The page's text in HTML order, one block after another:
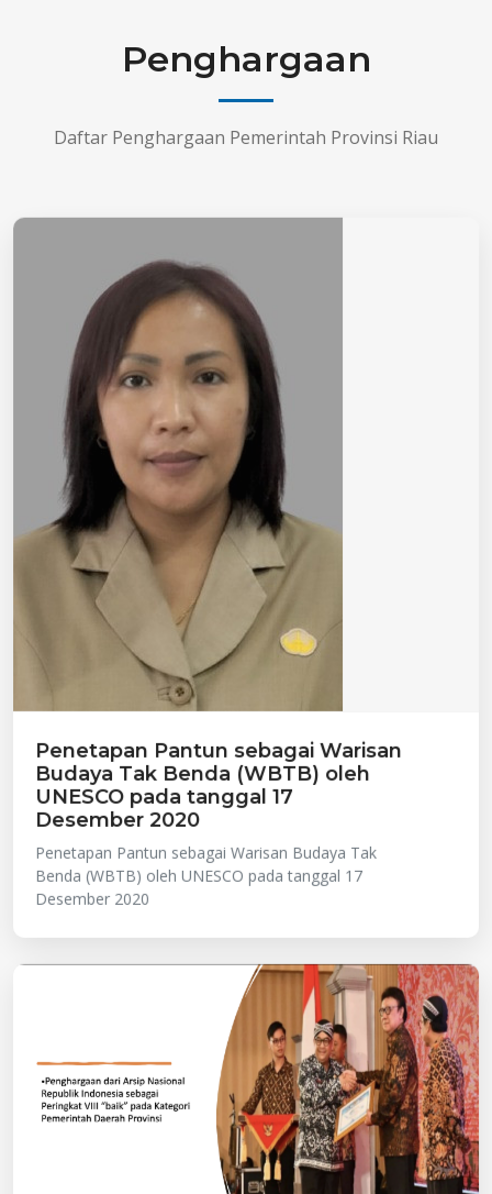
Penghargaan
Daftar Penghargaan Pemerintah Provinsi Riau
Penetapan Pantun sebagai Warisan
Budaya Tak Benda (WBTB) oleh
UNESCO pada tanggal 17
Desember 2020
Penetapan Pantun sebagai Warisan Budaya Tak
Benda (WBTB) oleh UNESCO pada tanggal 17
Desember 2020